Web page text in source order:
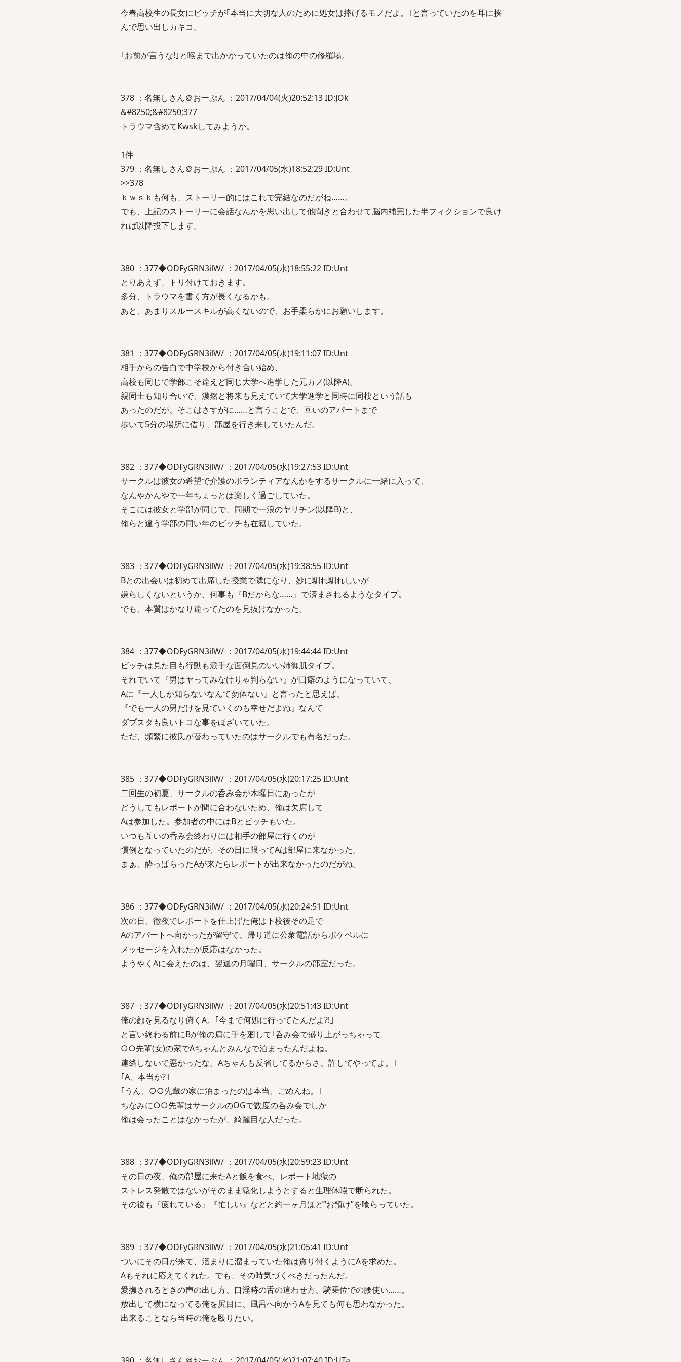
今春高校生の長女にビッチが｢本当に大切な人のために処女は捧げるモノだよ。｣と言っていたのを耳に挟
んで思い出しカキコ。
｢お前が言うな!｣と喉まで出かかっていたのは俺の中の修羅場。
378 ：名無しさん＠おーぷん ：2017/04/04(火)20:52:13 ID:JOk
&#8250;&#8250;377
トラウマ含めてKwskしてみようか。
1件
379 ：名無しさん＠おーぷん ：2017/04/05(水)18:52:29 ID:Unt
>>378
ｋｗｓｋも何も、ストーリー的にはこれで完結なのだがね……。
でも、上記のストーリーに会話なんかを思い出して他聞きと合わせて脳内補完した半フィクションで良け
れば以降投下します。
380 ：377◆ODFyGRN3ilW/ ：2017/04/05(水)18:55:22 ID:Unt
とりあえず、トリ付けておきます。
多分、トラウマを書く方が長くなるかも。
あと、あまりスルースキルが高くないので、お手柔らかにお願いします。
381 ：377◆ODFyGRN3ilW/ ：2017/04/05(水)19:11:07 ID:Unt
相手からの告白で中学校から付き合い始め、
高校も同じで学部こそ違えど同じ大学へ進学した元カノ(以降A)。
親同士も知り合いで、漠然と将来も見えていて大学進学と同時に同棲という話も
あったのだが、そこはさすがに……と言うことで、互いのアパートまで
歩いて5分の場所に借り、部屋を行き来していたんだ。
382 ：377◆ODFyGRN3ilW/ ：2017/04/05(水)19:27:53 ID:Unt
サークルは彼女の希望で介護のボランティアなんかをするサークルに一緒に入って、
なんやかんやで一年ちょっとは楽しく過ごしていた。
そこには彼女と学部が同じで、同期で一浪のヤリチン(以降B)と、
俺らと違う学部の同い年のビッチも在籍していた。
383 ：377◆ODFyGRN3ilW/ ：2017/04/05(水)19:38:55 ID:Unt
Bとの出会いは初めて出席した授業で隣になり、妙に馴れ馴れしいが
嫌らしくないというか、何事も『Bだからな……』で済まされるようなタイプ。
でも、本質はかなり違ってたのを見抜けなかった。
384 ：377◆ODFyGRN3ilW/ ：2017/04/05(水)19:44:44 ID:Unt
ビッチは見た目も行動も派手な面倒見のいい姉御肌タイプ。
それでいて『男はヤってみなけりゃ判らない』が口癖のようになっていて、
Aに『一人しか知らないなんて勿体ない』と言ったと思えば、
『でも一人の男だけを見ていくのも幸せだよね』なんて
ダブスタも良いトコな事をほざいていた。
ただ、頻繁に彼氏が替わっていたのはサークルでも有名だった。
385 ：377◆ODFyGRN3ilW/ ：2017/04/05(水)20:17:25 ID:Unt
二回生の初夏、サークルの呑み会が木曜日にあったが
どうしてもレポートが間に合わないため、俺は欠席して
Aは参加した。参加者の中にはBとビッチもいた。
いつも互いの呑み会終わりには相手の部屋に行くのが
慣例となっていたのだが、その日に限ってAは部屋に来なかった。
まぁ、酔っぱらったAが来たらレポートが出来なかったのだがね。
386 ：377◆ODFyGRN3ilW/ ：2017/04/05(水)20:24:51 ID:Unt
次の日、徹夜でレポートを仕上げた俺は下校後その足で
Aのアパートへ向かったが留守で、帰り道に公衆電話からポケベルに
メッセージを入れたが反応はなかった。
ようやくAに会えたのは、翌週の月曜日、サークルの部室だった。
387 ：377◆ODFyGRN3ilW/ ：2017/04/05(水)20:51:43 ID:Unt
俺の顔を見るなり俯くA。｢今まで何処に行ってたんだよ?!｣
と言い終わる前にBが俺の肩に手を廻して｢呑み会で盛り上がっちゃって
○○先輩(女)の家でAちゃんとみんなで泊まったんだよね。
連絡しないで悪かったな。Aちゃんも反省してるからさ、許してやってよ。｣
｢A、本当か?｣
｢うん、○○先輩の家に泊まったのは本当、ごめんね。｣
ちなみに○○先輩はサークルのOGで数度の呑み会でしか
俺は会ったことはなかったが、綺麗目な人だった。
388 ：377◆ODFyGRN3ilW/ ：2017/04/05(水)20:59:23 ID:Unt
その日の夜、俺の部屋に来たAと飯を食べ、レポート地獄の
ストレス発散ではないがそのまま猿化しようとすると生理休暇で断られた。
その後も『疲れている』『忙しい』などと約一ヶ月ほど”お預け”を喰らっていた。
389 ：377◆ODFyGRN3ilW/ ：2017/04/05(水)21:05:41 ID:Unt
ついにその日が来て、溜まりに溜まっていた俺は貪り付くようにAを求めた。
Aもそれに応えてくれた。でも、その時気づくべきだったんだ。
愛撫されるときの声の出し方、口淫時の舌の這わせ方、騎乗位での腰使い……。
放出して横になってる俺を尻目に、風呂へ向かうAを見ても何も思わなかった。
出来ることなら当時の俺を殴りたい。